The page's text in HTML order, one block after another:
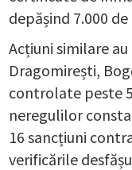
depășind 7.000 de
Acțiuni similare
Dragomirești,
controlate peste
neregulilor
16 sancțiuni
verificările